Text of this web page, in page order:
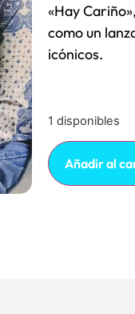
«Hay
como un
icónicos.
1 disponibles
Añadir al